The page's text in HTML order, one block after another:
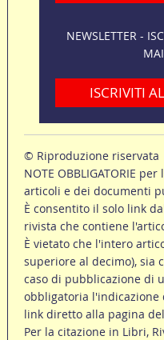
NEWSLETTER -
ISCRIVITI
© Riproduzione riservata
NOTE OBBLIGATORIE
articoli e dei documenti
È consentito il solo link
rivista che contiene
È vietato che l'intero
superiore al decimo), sia
caso di pubblicazione di
obbligatoria
link diretto alla pagina
Per la citazione in Libri,